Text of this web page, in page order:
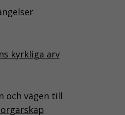
kyrkliga arv
och vägen till
FUNKTIONELLA
möjligt att
erbjuda bättre